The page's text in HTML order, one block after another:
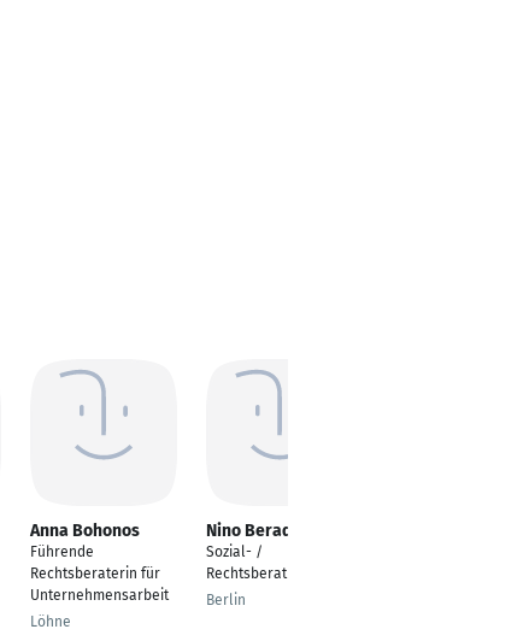
Anna Bohonos
Führende
Rechtsberaterin für
Unternehmensarbeit
Löhne
Nino Beradze
Sozial- /
Rechtsberatung
Berlin